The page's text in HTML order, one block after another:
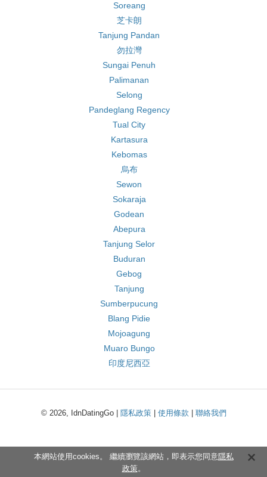
Soreang
芝卡朗
Tanjung Pandan
勿拉灣
Sungai Penuh
Palimanan
Selong
Pandeglang Regency
Tual City
Kartasura
Kebomas
烏布
Sewon
Sokaraja
Godean
Abepura
Tanjung Selor
Buduran
Gebog
Tanjung
Sumberpucung
Blang Pidie
Mojoagung
Muaro Bungo
印度尼西亞
© 2026, IdnDatingGo | 隱私政策| 使用條款 聯絡我們
本網站使用cookies。 繼續瀏覽該網站，即表示您同意隱私
政策。